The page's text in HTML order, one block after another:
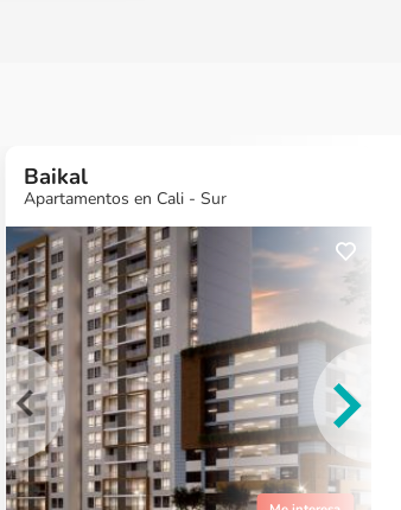
¿Quieres más
información?
Ver Proyecto
¿Quieres más
información?
Ver Proyecto
Baikal
Apartamentos en Cali - Sur
¿Quieres más
información?
Ver Proyecto